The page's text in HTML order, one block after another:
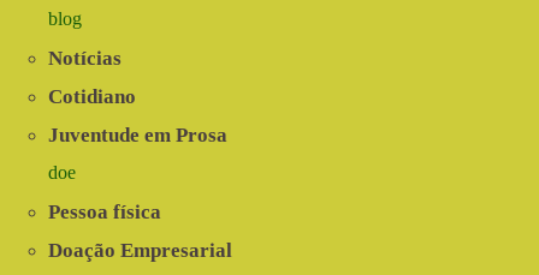
blog
Notícias
Cotidiano
Juventude em Prosa
doe
Pessoa física
Doação Empresarial